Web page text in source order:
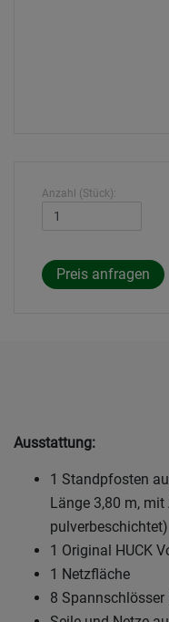
Anzahl (Stück):
Ausstattung:
1 Standpfosten
Länge 3,80 m,
pulverbeschichtet)
1 Original HUCK
1 Netzfläche
8